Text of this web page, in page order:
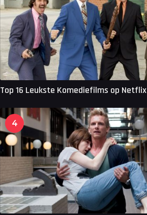
Top 16 Leukste Komediefilms op Netflix
4